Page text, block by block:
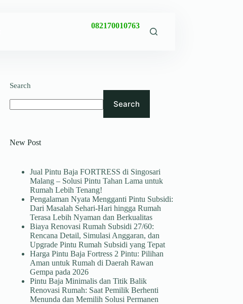
082170010763
Search
Search
New Post
Jual Pintu Baja FORTRESS di Singosari
Malang – Solusi Pintu Tahan Lama untuk
Rumah Lebih Tenang!
Pengalaman Nyata Mengganti Pintu Subsidi:
Dari Masalah Sehari-Hari hingga Rumah
Terasa Lebih Nyaman dan Berkualitas
Biaya Renovasi Rumah Subsidi 27/60:
Rencana Detail, Simulasi Anggaran, dan
Upgrade Pintu Rumah Subsidi yang Tepat
Harga Pintu Baja Fortress 2 Pintu: Pilihan
Aman untuk Rumah di Daerah Rawan
Gempa pada 2026
Pintu Baja Minimalis dan Titik Balik
Renovasi Rumah: Saat Pemilik Berhenti
Menunda dan Memilih Solusi Permanen